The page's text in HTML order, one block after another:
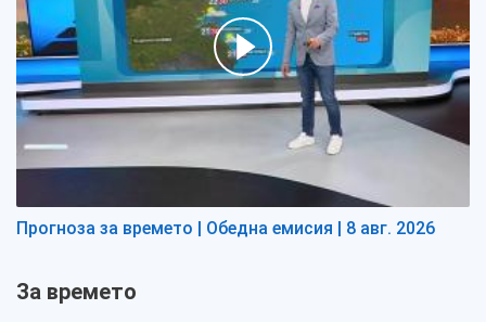
Прогноза за времето | Обедна емисия | 8 авг. 2026
За времето